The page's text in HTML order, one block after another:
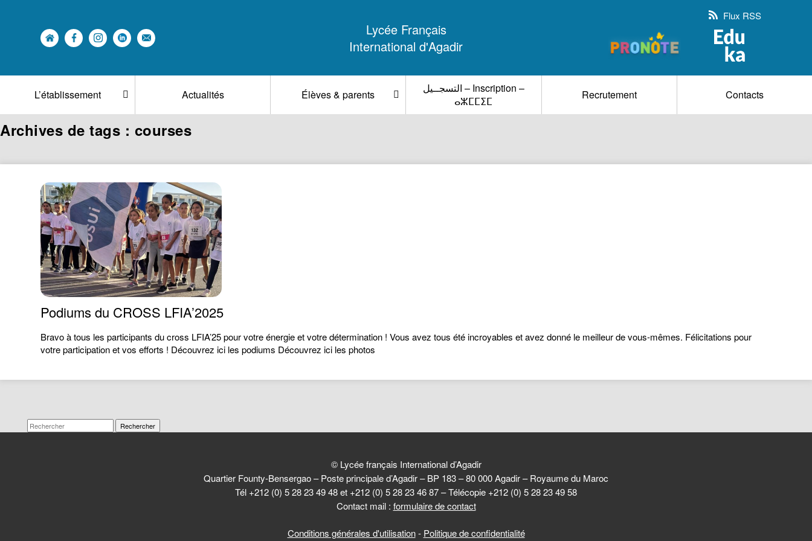
Lycée Français
International d'Agadir
Flux RSS
L’établissement Actualités Élèves & parents
التسجــيل – Inscription –
ⴰⵣⵎⵎⵉⵎ
Recrutement Contacts
Archives de tags : courses
Podiums du CROSS LFIA’2025
Bravo à tous les participants du cross LFIA’25 pour votre énergie et votre détermination ! Vous avez tous été incroyables et avez donné le meilleur de vous-mêmes. Félicitations pour
votre participation et vos efforts ! Découvrez ici les podiums Découvrez ici les photos
Rechercher
© Lycée français International d’Agadir
Quartier Founty-Bensergao – Poste principale d’Agadir – BP 183 – 80 000 Agadir – Royaume du Maroc
Tél +212 (0) 5 28 23 49 48 et +212 (0) 5 28 23 46 87 – Télécopie +212 (0) 5 28 23 49 58
Contact mail : formulaire de contact
Conditions générales d'utilisation- Politique de confidentialité